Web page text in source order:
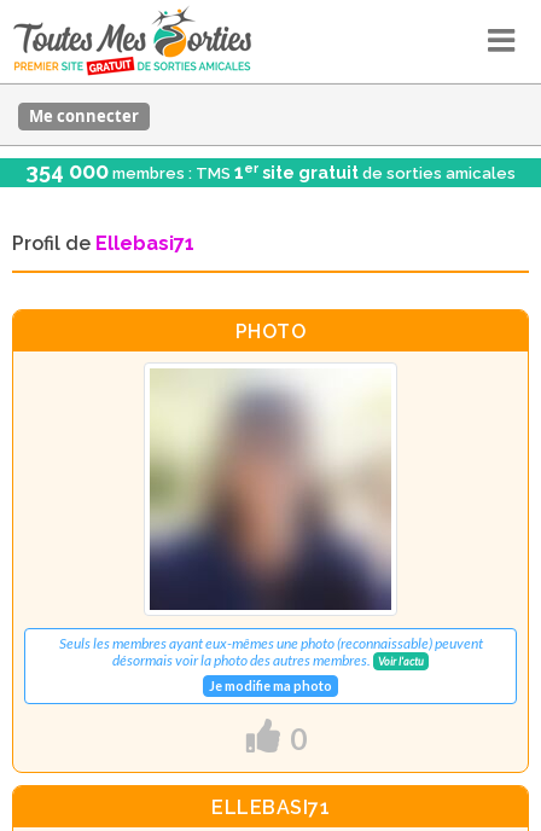
Me connecter
354 000 membres : TMS 1er site gratuit de sorties amicales
Profil de Ellebasi71
PHOTO
Seuls les membres ayant eux-mêmes une photo (reconnaissable) peuvent
désormais voir la photo des autres membres.
Voir l'actu
Je modifie ma photo
0
ELLEBASI71